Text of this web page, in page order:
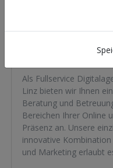
SRG Goup
Als Fullservice
Linz bieten wir Ihnen
Beratung und
Bereichen Ihrer Online
Präsenz an. Unsere
innovative
und Marketing erlaubt